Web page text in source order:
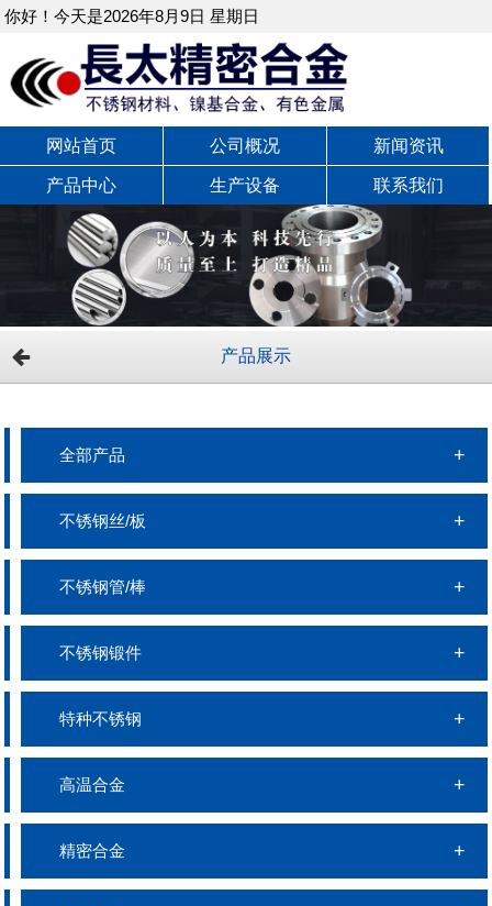
你好！今天是2026年8月9日 星期日
网站首页 公司概况 新闻资讯
产品中心 生产设备 联系我们
产品展示
全部产品
不锈钢丝/板
不锈钢管/棒
不锈钢锻件
特种不锈钢
高温合金
精密合金